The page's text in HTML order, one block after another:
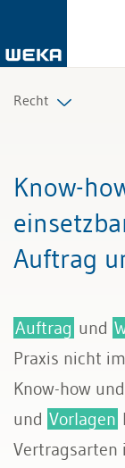
Recht
Auftrag und
Kauf und Verkauf
Wettbewerb
Transport und
Know-
Auftrag
Auftrag und
Praxis nicht
Know-how
und Vorlagen
Vertragsarten